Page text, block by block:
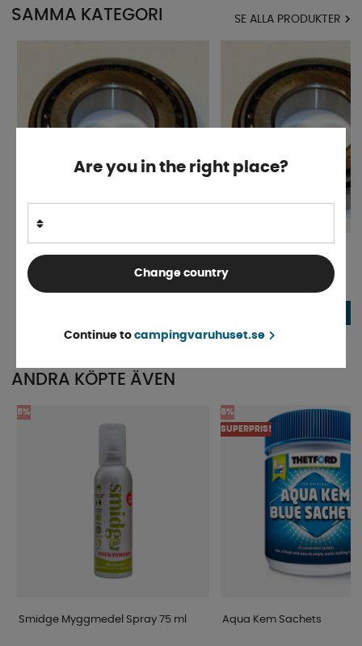
SAMMA KATEGORI
SE ALLA PRODUKTER
Hjullager 30206
Finns i lager
Hjullager 32005
ANDRA KÖPTE ÄVEN
5%
Smidge Myggmedel Spray 75 ml
5%
SUPERPRIS!
Aqua Kem Sachets
Are you in the right place?
Change country
Continue to campingvaruhuset.se